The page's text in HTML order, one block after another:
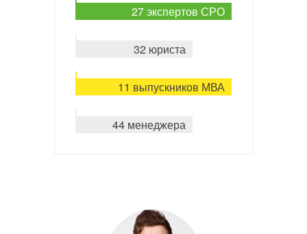
27 экспертов СРО
32 юриста
11 выпускников МВА
44 менеджера